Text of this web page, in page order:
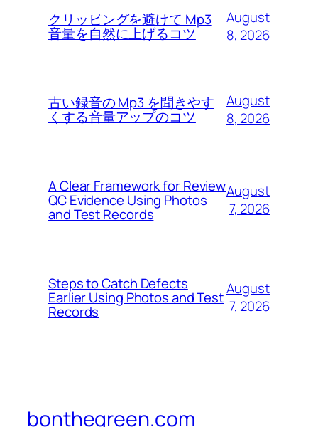
クリッピングを避けて Mp3
音量を自然に上げるコツ
August
8, 2026
古い録音の Mp3 を聞きやす
くする音量アップのコツ
August
8, 2026
A Clear Framework for Review
QC Evidence Using Photos
and Test Records
August
7, 2026
Steps to Catch Defects
Earlier Using Photos and Test
Records
August
7, 2026
bonthegreen.com